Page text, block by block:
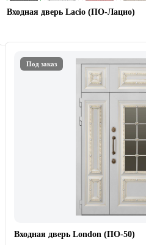
Входная дверь Lacio (ПО-Лацио)
Под заказ
Входная дверь London (ПО-50)